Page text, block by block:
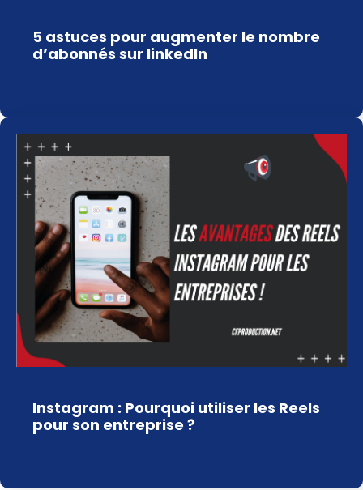
5 astuces pour augmenter le nombre
d’abonnés sur linkedIn
Instagram : Pourquoi utiliser les Reels
pour son entreprise ?